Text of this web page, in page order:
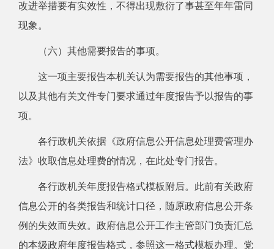
改进举措要有实效性，不得出现敷衍了事甚至年年雷同
现象。
（六）其他需要报告的事项。
这一项主要报告本机关认为需要报告的其他事项，
以及其他有关文件专门要求通过年度报告予以报告的事
项。
各行政机关依据《政府信息公开信息处理费管理办
法》收取信息处理费的情况，在此处专门报告。
各行政机关年度报告格式模板附后。此前有关政府
信息公开的各类报告和统计口径，随原政府信息公开条
例的失效而失效。政府信息公开工作主管部门负责汇总
的本级政府年度报告格式，参照这一格式模板办理。党